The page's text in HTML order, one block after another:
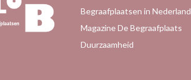
Begraafplaatsen in Nederland
Magazine De Begraafplaats
Duurzaamheid